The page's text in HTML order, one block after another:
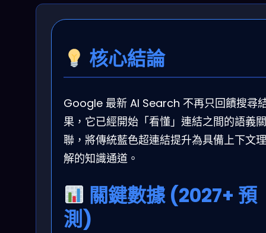
核心結論
Google 最新 AI Search 不再只回饋搜尋
果，它已經開始「看懂」連結之間的語義關
聯，將傳統藍色超連結提升為具備上下文理
解的知識通道。
關鍵數據 (2027+ 預
測)